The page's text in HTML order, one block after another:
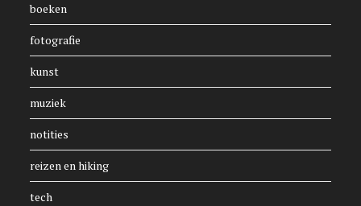
boeken
fotografie
kunst
muziek
notities
reizen en hiking
tech